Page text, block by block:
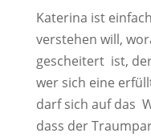
Katerina ist
verstehen will,
gescheitert ist,
wer sich eine
darf sich auf das
dass der